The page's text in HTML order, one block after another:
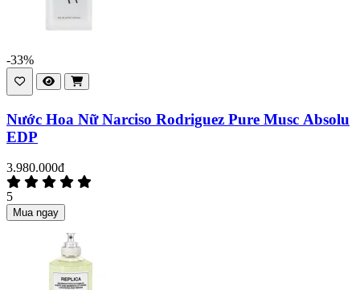
-33%
Nước Hoa Nữ Narciso Rodriguez Pure Musc Absolu
EDP
3.980.000đ
5
Mua ngay